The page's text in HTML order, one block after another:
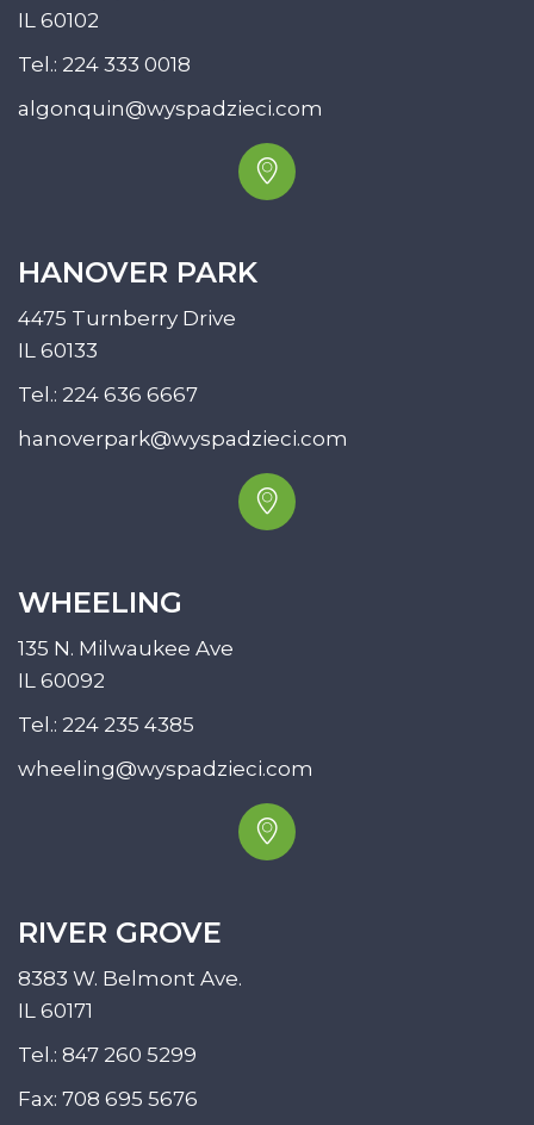
IL 60102
Tel.: 224 333 0018
algonquin@wyspadzieci.com
HANOVER PARK
4475 Turnberry Drive
IL 60133
Tel.: 224 636 6667
hanoverpark@wyspadzieci.com
WHEELING
135 N. Milwaukee Ave
IL 60092
Tel.: 224 235 4385
wheeling@wyspadzieci.com
RIVER GROVE
8383 W. Belmont Ave.
IL 60171
Tel.: 847 260 5299
Fax: 708 695 5676